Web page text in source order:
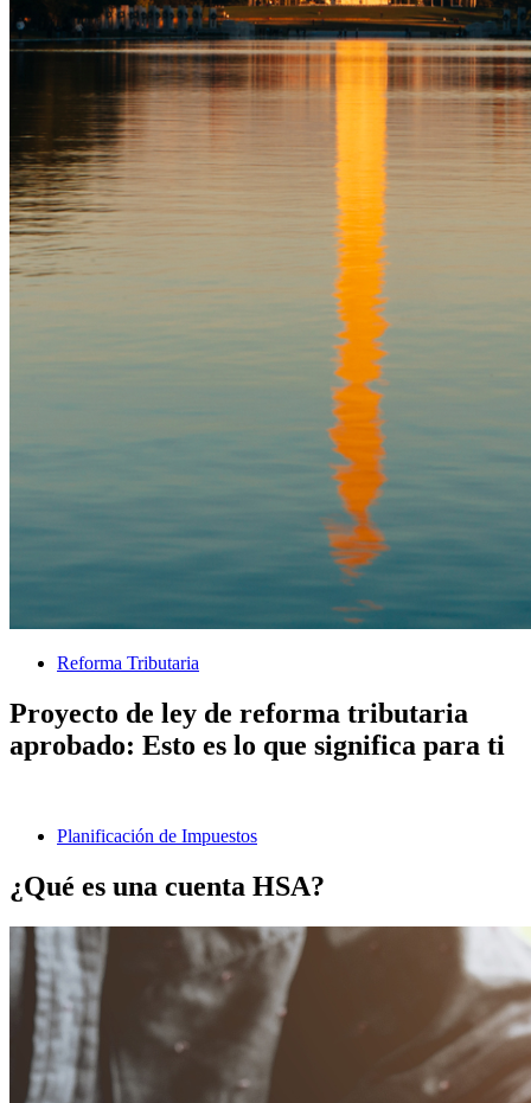
Reforma Tributaria
Proyecto de ley de reforma tributaria
aprobado: Esto es lo que significa para ti
Planificación de Impuestos
¿Qué es una cuenta HSA?